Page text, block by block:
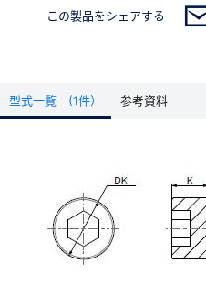
この製品をシェアする
型式一覧 (1件） 参考資料